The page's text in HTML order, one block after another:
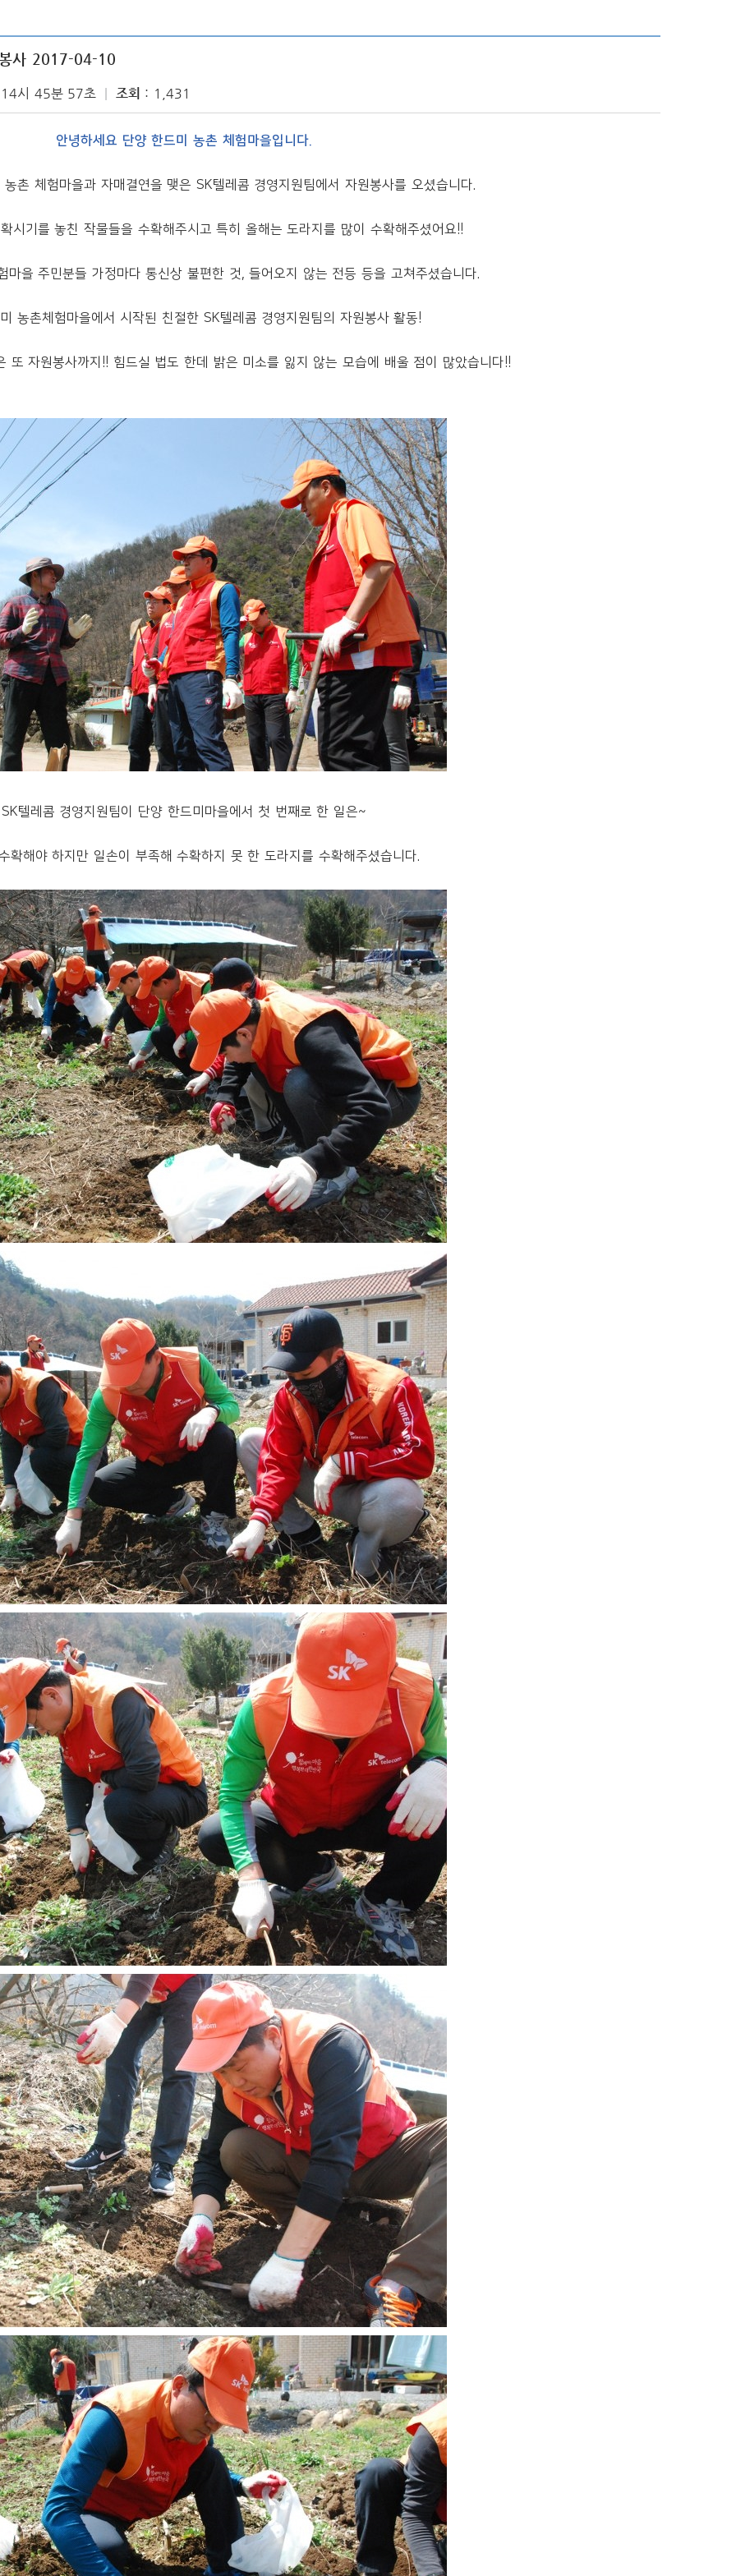
봉사 2017-04-10
시 45분 57초 조회 1,431
안녕하세요 단양 한드미 농촌 체험마을입니다.
촌 체험마을과 자매결연을 맺은 SK텔레콤 경영지원팀에서 자원봉사를 오셨습니다.
시기를 놓친 작물들을 수확해주시고 특히 올해는 도라지를 많이 수확해주셨어요!!
마을 주민분들 가정마다 통신상 불편한 것, 들어오지 않는 전등 등을 고쳐주셨습니다.
농촌체험마을에서 시작된 친절한 SK텔레콤 경영지원팀의 자원봉사 활동!
또 자원봉사까지!! 힘드실 법도 한데 밝은 미소를 잃지 않는 모습에 배울 점이 많았습니다!!
SK텔레콤 경영지원팀이 단양 한드미마을에서 첫 번째로 한 일은~
확해야 하지만 일손이 부족해 수확하지 못 한 도라지를 수확해주셨습니다.